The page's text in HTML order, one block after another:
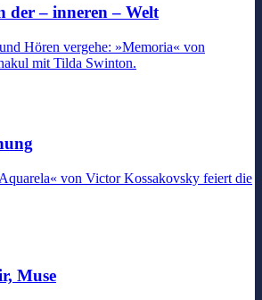
der – inneren – Welt
Hören vergehe: »Memoria« von
mit Tilda Swinton.
von Victor Kossakovsky feiert die
Muse